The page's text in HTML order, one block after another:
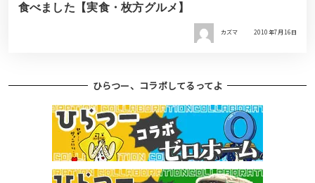
食べました【実食・枚方グルメ】
カズマ 2010年7月16日
ひらつー、コラボしてるってよ